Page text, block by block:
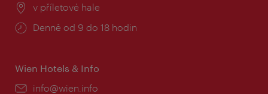
Místo:
v příletové hale
Provozní
Denně od 9 do 18 hodin
Wien Hotels & Info
E-
info@wien.info